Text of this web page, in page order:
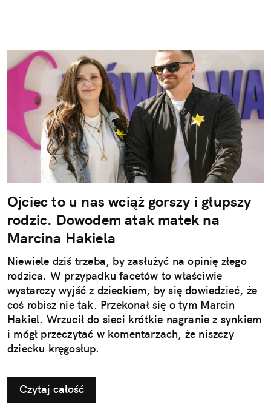
Ojciec to u nas wciąż gorszy i głupszy
rodzic. Dowodem atak matek na
Marcina Hakiela
Niewiele dziś trzeba, by zasłużyć na opinię złego
rodzica. W przypadku facetów to właściwie
wystarczy wyjść z dzieckiem, by się dowiedzieć, że
coś robisz nie tak. Przekonał się o tym Marcin
Hakiel. Wrzucił do sieci krótkie nagranie z synkiem
i mógł przeczytać w komentarzach, że niszczy
dziecku kręgosłup.
Czytaj całość